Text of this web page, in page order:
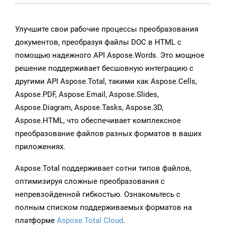
Улучшите свои рабочие процессы преобразования
документов, преобразуя файлы DOC в HTML с
помощью надежного API Aspose.Words. Это мощное
решение поддерживает бесшовную интеграцию с
другими API Aspose.Total, такими как Aspose.Cells,
Aspose.PDF, Aspose.Email, Aspose.Slides,
Aspose.Diagram, Aspose.Tasks, Aspose.3D,
Aspose.HTML, что обеспечивает комплексное
преобразование файлов разных форматов в ваших
приложениях.
Aspose.Total поддерживает сотни типов файлов,
оптимизируя сложные преобразования с
непревзойденной гибкостью. Ознакомьтесь с
полным списком поддерживаемых форматов на
платформе Aspose.Total Cloud.